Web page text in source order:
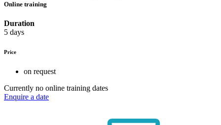
Online training
Duration
5 days
Price
on request
Currently no online training dates
Enquire a date